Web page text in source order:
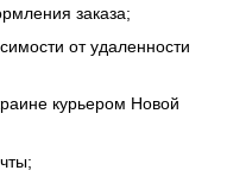
заказа;
от удаленности
курьером Новой